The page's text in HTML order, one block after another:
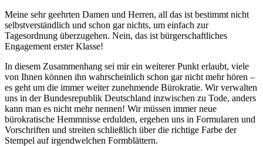
Meine sehr geehrten Damen und Herren, all das ist bestimmt nicht
selbstverständlich und schon gar nichts, um einfach zur
Tagesordnung überzugehen. Nein, das ist bürgerschaftliches
Engagement erster Klasse!
In diesem Zusammenhang sei mir ein weiterer Punkt erlaubt, viele
von Ihnen können ihn wahrscheinlich schon gar nicht mehr hören –
es geht um die immer weiter zunehmende Bürokratie. Wir verwalten
uns in der Bundesrepublik Deutschland inzwischen zu Tode, anders
kann man es nicht mehr nennen! Wir müssen immer neue
bürokratische Hemmnisse erdulden, ergehen uns in Formularen und
Vorschriften und streiten schließlich über die richtige Farbe der
Stempel auf irgendwelchen Formblättern.